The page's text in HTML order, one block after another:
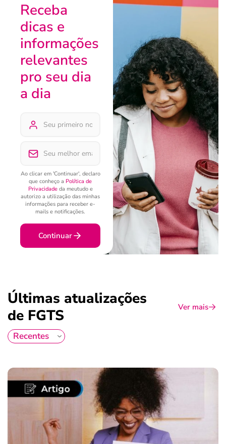
Receba
dicas e
informações
relevantes
pro seu dia
a dia
Ao clicar em 'Continuar', declaro
que conheço a Política de
Privacidadeda meutudo e
autorizo a utilização das minhas
informações para receber e-
mails e notificações.
Continuar
Últimas atualizações
de FGTS
Ver mais